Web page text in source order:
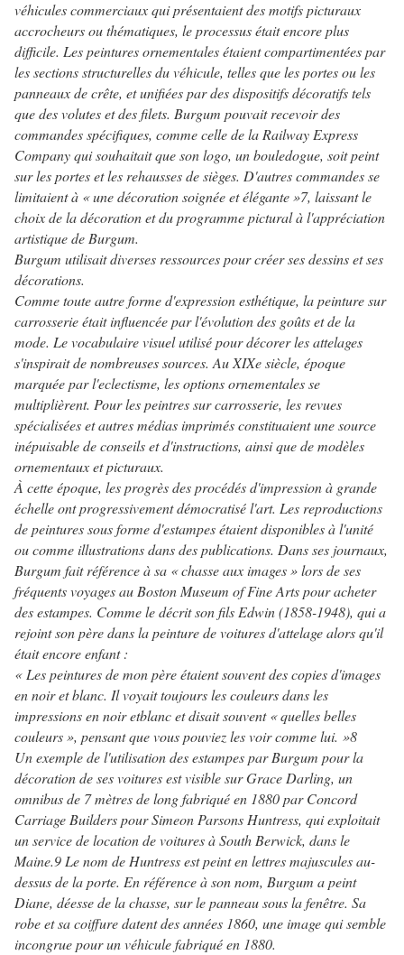
véhicules commerciaux qui présentaient des motifs picturaux
accrocheurs ou thématiques, le processus était encore plus
difficile. Les peintures ornementales étaient compartimentées par
les sections structurelles du véhicule, telles que les portes ou les
panneaux de crête, et unifiées par des dispositifs décoratifs tels
que des volutes et des filets. Burgum pouvait recevoir des
commandes spécifiques, comme celle de la Railway Express
Company qui souhaitait que son logo, un bouledogue, soit peint
sur les portes et les rehausses de sièges. D'autres commandes se
limitaient à « une décoration soignée et élégante »7, laissant le
choix de la décoration et du programme pictural à l'appréciation
artistique de Burgum.
Burgum utilisait diverses ressources pour créer ses dessins et ses
décorations.
Comme toute autre forme d'expression esthétique, la peinture sur
carrosserie était influencée par l'évolution des goûts et de la
mode. Le vocabulaire visuel utilisé pour décorer les attelages
s'inspirait de nombreuses sources. Au XIXe siècle, époque
marquée par l'eclectisme, les options ornementales se
multiplièrent. Pour les peintres sur carrosserie, les revues
spécialisées et autres médias imprimés constituaient une source
inépuisable de conseils et d'instructions, ainsi que de modèles
ornementaux et picturaux.
À cette époque, les progrès des procédés d'impression à grande
échelle ont progressivement démocratisé l'art. Les reproductions
de peintures sous forme d'estampes étaient disponibles à l'unité
ou comme illustrations dans des publications. Dans ses journaux,
Burgum fait référence à sa « chasse aux images » lors de ses
fréquents voyages au Boston Museum of Fine Arts pour acheter
des estampes. Comme le décrit son fils Edwin (1858-1948), qui a
rejoint son père dans la peinture de voitures d'attelage alors qu'il
était encore enfant :
« Les peintures de mon père étaient souvent des copies d'images
en noir et blanc. Il voyait toujours les couleurs dans les
impressions en noir etblanc et disait souvent « quelles belles
couleurs », pensant que vous pouviez les voir comme lui. »8
Un exemple de l'utilisation des estampes par Burgum pour la
décoration de ses voitures est visible sur Grace Darling, un
omnibus de 7 mètres de long fabriqué en 1880 par Concord
Carriage Builders pour Simeon Parsons Huntress, qui exploitait
un service de location de voitures à South Berwick, dans le
Maine.9 Le nom de Huntress est peint en lettres majuscules au-
dessus de la porte. En référence à son nom, Burgum a peint
Diane, déesse de la chasse, sur le panneau sous la fenêtre. Sa
robe et sa coiffure datent des années 1860, une image qui semble
incongrue pour un véhicule fabriqué en 1880.